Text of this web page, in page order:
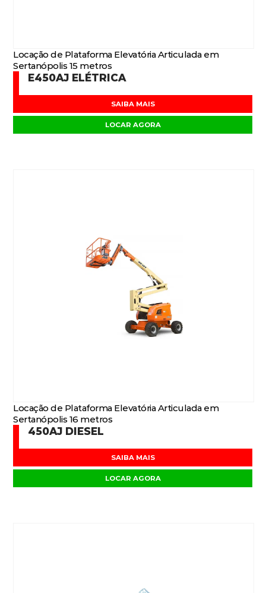
Locação de Plataforma Elevatória Articulada em
Sertanópolis 15 metros
E450AJ ELÉTRICA
SAIBA MAIS
LOCAR AGORA
Locação de Plataforma Elevatória Articulada em
Sertanópolis 16 metros
450AJ DIESEL
SAIBA MAIS
LOCAR AGORA